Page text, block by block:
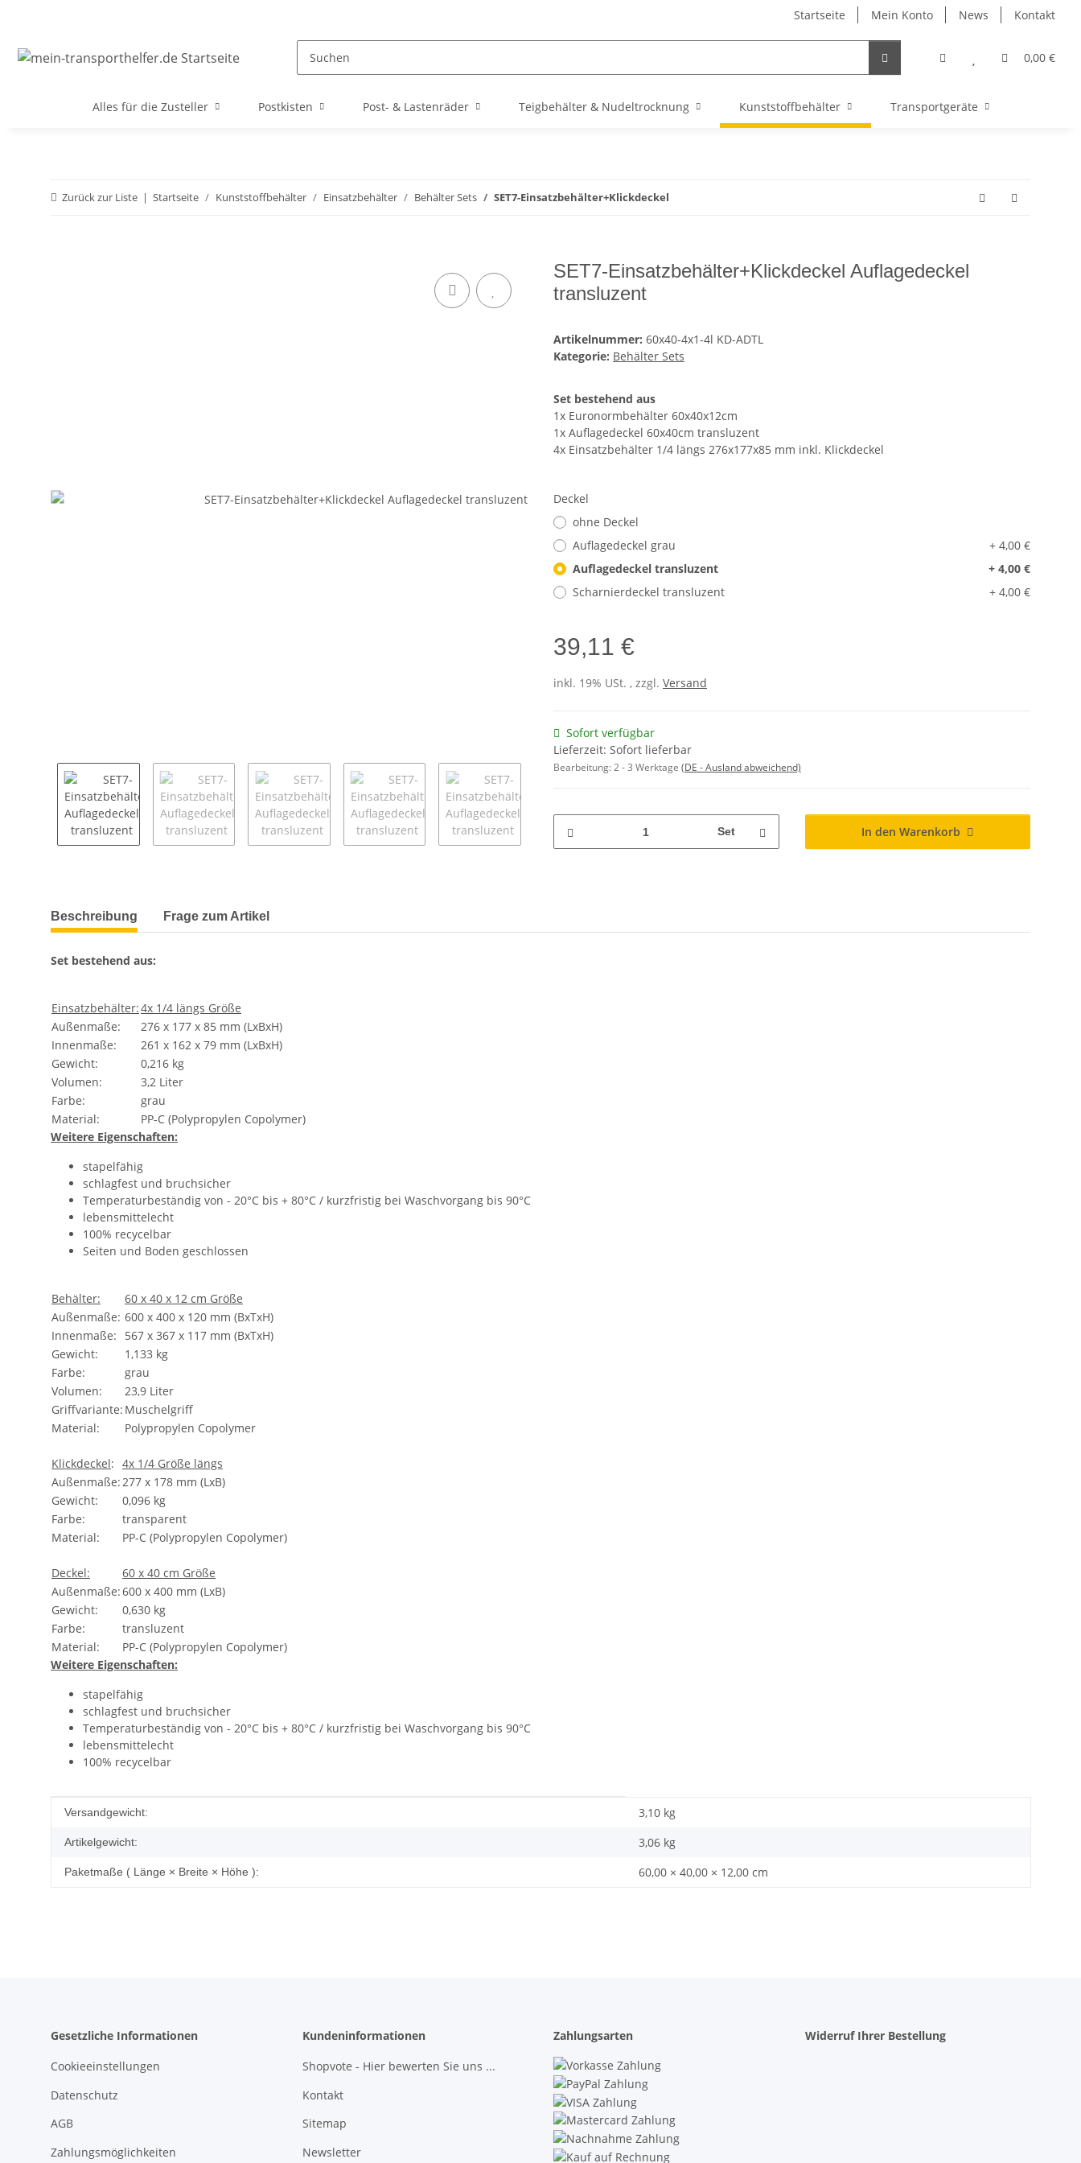
Startseite Mein Konto News Kontakt
0,00 €
Alles für die Zusteller Postkisten Post- & Lastenräder Teigbehälter & Nudeltrocknung Kunststoffbehälter Transportgeräte
Zurück zur Liste Startseite Kunststoffbehälter Einsatzbehälter Behälter Sets SET7-Einsatzbehälter+Klickdeckel
SET7-Einsatzbehälter+Klickdeckel Auflagedeckel
transluzent
Artikelnummer: 60x40-4x1-4l KD-ADTL
Kategorie: Behälter Sets
Set bestehend aus
1x Euronormbehälter 60x40x12cm
1x Auflagedeckel 60x40cm transluzent
4x Einsatzbehälter 1/4 längs 276x177x85 mm inkl. Klickdeckel
Deckel
ohne Deckel
Auflagedeckel grau
+ 4,00 €
Auflagedeckel transluzent
+ 4,00 €
Scharnierdeckel transluzent
+ 4,00 €
39,11 €
inkl. 19% USt. , zzgl. Versand
Sofort verfügbar
Lieferzeit: Sofort lieferbar
Bearbeitung:2 - 3 Werktage (DE - Ausland abweichend)
Set In den Warenkorb
weitere Registerkarten anzeigen
Beschreibung Frage zum Artikel
Set bestehend aus:
Einsatzbehälter:4x 1/4 längs Größe
Außenmaße:
276 x 177 x 85 mm (LxBxH)
Innenmaße:
261 x 162 x 79 mm (LxBxH)
Gewicht:
0,216 kg
Volumen:
3,2 Liter
Farbe:
grau
Material:
PP-C (Polypropylen Copolymer)
Weitere Eigenschaften:
stapelfähig
schlagfest und bruchsicher
Temperaturbeständig von - 20°C bis + 80°C / kurzfristig bei Waschvorgang bis 90°C
lebensmittelecht
100% recycelbar
Seiten und Boden geschlossen
Behälter:
60 x 40 x 12 cm Größe
Außenmaße: 600 x 400 x 120 mm (BxTxH)
Innenmaße:
567 x 367 x 117 mm (BxTxH)
Gewicht:
1,133 kg
Farbe:
grau
Volumen:
23,9 Liter
Griffvariante: Muschelgriff
Material:
Polypropylen Copolymer
Klickdeckel: 4x 1/4 Größe längs
Außenmaße:277 x 178 mm (LxB)
Gewicht:
0,096 kg
Farbe:
transparent
Material:
PP-C (Polypropylen Copolymer)
Deckel:
60 x 40 cm Größe
Außenmaße:600 x 400 mm (LxB)
Gewicht:
0,630 kg
Farbe:
transluzent
Material:
PP-C (Polypropylen Copolymer)
Weitere Eigenschaften:
stapelfähig
schlagfest und bruchsicher
Temperaturbeständig von - 20°C bis + 80°C / kurzfristig bei Waschvorgang bis 90°C
lebensmittelecht
100% recycelbar
Produkteigenschaft
Wert
Versandgewicht: 3,10 kg
Artikelgewicht: 3,06 kg
Paketmaße ( Länge × Breite × Höhe ): 60,00 × 40,00 × 12,00 cm
Gesetzliche Informationen
Cookieeinstellungen
Datenschutz
AGB
Zahlungsmöglichkeiten
Kundeninformationen
Shopvote - Hier bewerten Sie uns ...
Kontakt
Sitemap
Newsletter
Zahlungsarten Widerruf Ihrer Bestellung